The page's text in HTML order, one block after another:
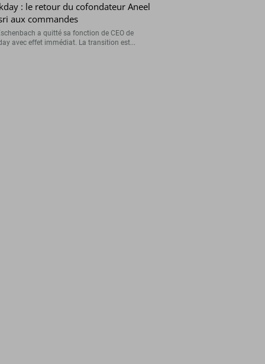
: le retour du cofondateur Aneel
aux commandes
a quitté sa fonction de CEO de
avec effet immédiat. La transition est...